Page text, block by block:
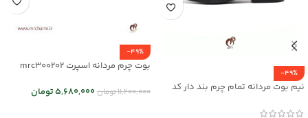
-49%
نیم بوت مردانه تمام چرم بند دار کد
-49%
بوت چرم مردانه اسپرت mrc300202
11,200,000تومان5,680,000تومان